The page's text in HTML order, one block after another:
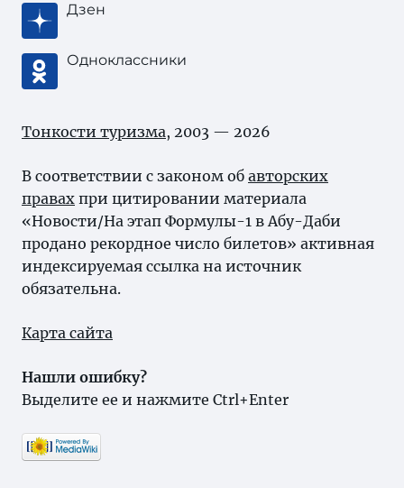
Дзен
Одноклассники
Тонкости туризма, 2003 — 2026
В соответствии с законом об авторских
правах при цитировании материала
«Новости/На этап Формулы-1 в Абу-Даби
продано рекордное число билетов» активная
индексируемая ссылка на источник
обязательна.
Карта сайта
Нашли ошибку?
Выделите ее и нажмите Ctrl+Enter